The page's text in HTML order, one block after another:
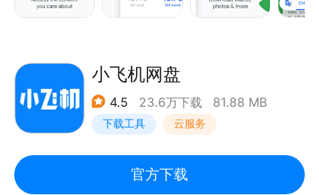
备上，您都能私密地浏览。
在多部设备间同步 Chrome。当您登录 Chrome 之
后，您的书签、密码和设置将会自动在您的所有设备之
缝访问自己的所有信息。
小飞机网盘
4.5 23.6万下载 81.88 MB
下载工具 云服务
官方下载